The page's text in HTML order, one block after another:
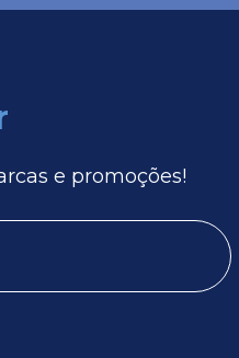
e promoções!